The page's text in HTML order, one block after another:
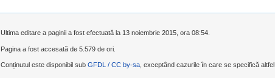
Ultima editare a paginii a fost efectuată la 13 noiembrie 2015, ora 08:54.
Pagina a fost accesată de 5.579 de ori.
Conținutul este disponibil sub GFDL / CC by-sa , exceptând cazurile în care se specifică altfel.